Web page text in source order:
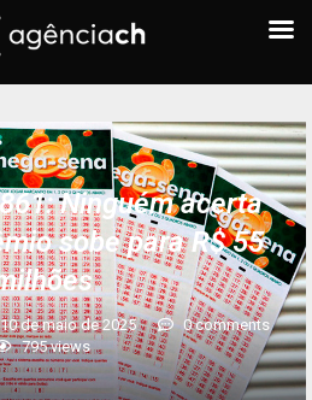
Ninguém acerta
sobe para R$ 55
10 de maio de 2025
0 comments
795views